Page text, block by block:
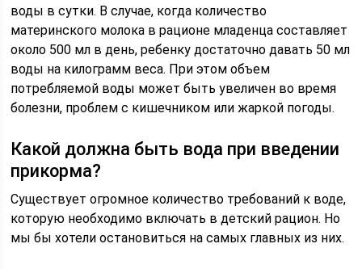
воды в сутки. В случае, когда количество
материнского молока в рационе младенца составляет
около 500 мл в день, ребенку достаточно давать 50 мл
воды на килограмм веса. При этом объем
потребляемой воды может быть увеличен во время
болезни, проблем с кишечником или жаркой погоды.
Какой должна быть вода при введении
прикорма?
Существует огромное количество требований к воде,
которую необходимо включать в детский рацион. Но
мы бы хотели остановиться на самых главных из них.